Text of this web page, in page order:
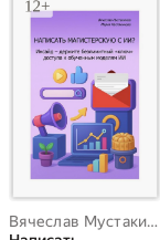
Вячеслав Мустакимов